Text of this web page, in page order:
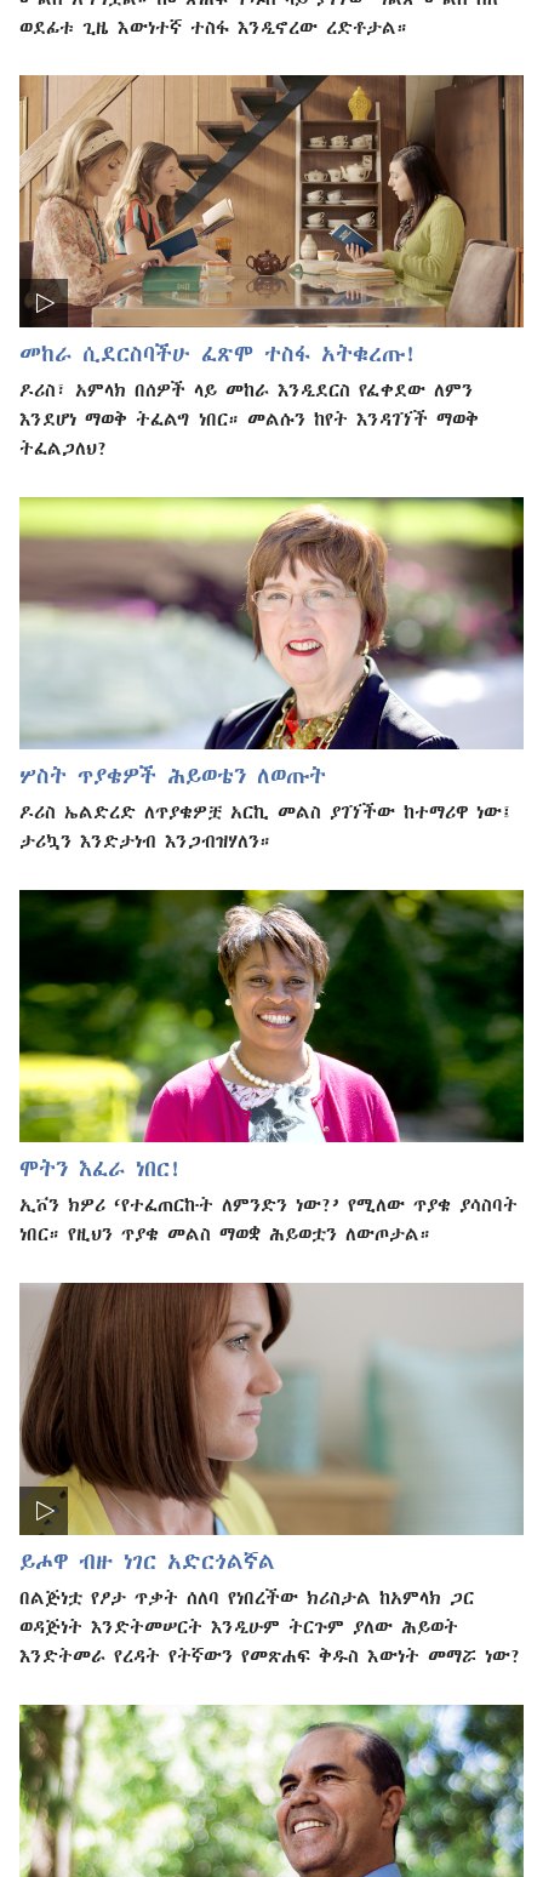
ወደፊቱ ጊዜ እውነተኛ ተስፋ እንዲኖረው ረድቶታል።
መከራ ሲደርስባችሁ ፈጽሞ ተስፋ አትቁረጡ!
ዶሪስ፣ አምላክ በሰዎች ላይ መከራ እንዲደርስ የፈቀደው ለምን
እንደሆነ ማወቅ ትፈልግ ነበር። መልሱን ከየት እንዳገኘች ማወቅ
ትፈልጋለህ?
ሦስት ጥያቄዎች ሕይወቴን ለወጡት
ዶሪስ ኤልድረድ ለጥያቄዎቿ አርኪ መልስ ያገኘችው ከተማሪዋ ነው፤
ታሪኳን እንድታነብ እንጋብዝሃለን።
ሞትን እፈራ ነበር!
ኢቮን ክዎሪ ‘የተፈጠርኩት ለምንድን ነው?’ የሚለው ጥያቄ ያሳስባት
ነበር። የዚህን ጥያቄ መልስ ማወቋ ሕይወቷን ለውጦታል።
ይሖዋ ብዙ ነገር አድርጎልኛል
በልጅነቷ የፆታ ጥቃት ሰለባ የነበረችው ክሪስታል ከአምላክ ጋር
ወዳጅነት እንድትመሠርት እንዲሁም ትርጉም ያለው ሕይወት
እንድትመራ የረዳት የትኛውን የመጽሐፍ ቅዱስ እውነት መማሯ ነው?